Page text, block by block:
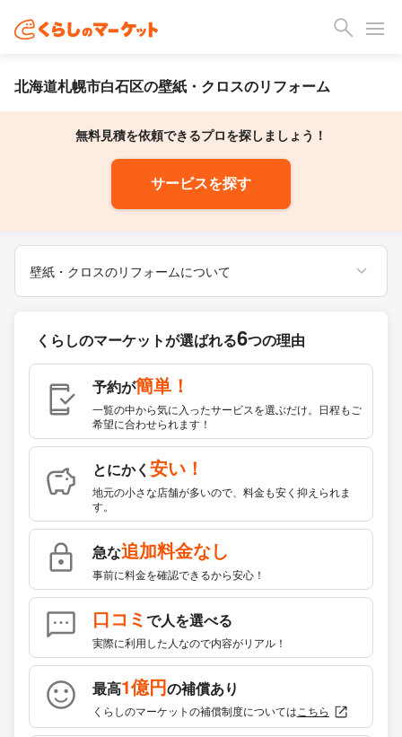
北海道札幌市白石区の壁紙・クロスのリフォーム
無料見積を依頼できるプロを探しましょう！
サービスを探す
壁紙・クロスのリフォームについて
くらしのマーケットが選ばれる6つの理由
予約が簡単！
一覧の中から気に入ったサービスを選ぶだけ。日程もご
希望に合わせられます！
とにかく 安い！
地元の小さな店舗が多いので、料金も安く抑えられま
す。
急な追加料金なし
事前に料金を確認できるから安心！
口コミで人を選べる
実際に利用した人なので内容がリアル！
最高1億円の補償あり
くらしのマーケットの補償制度については こちら